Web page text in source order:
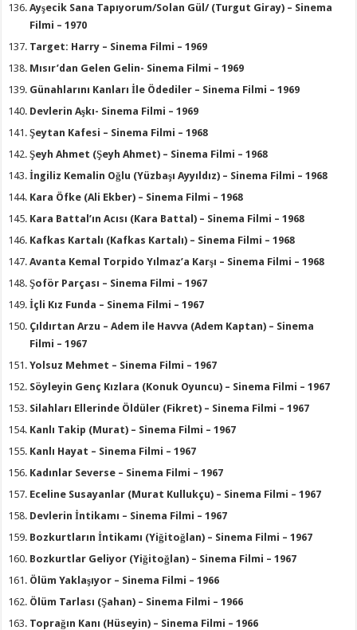
Ayşecik Sana Tapıyorum/Solan Gül/ (Turgut Giray) – Sinema
Filmi – 1970
Target: Harry – Sinema Filmi – 1969
Mısır’dan Gelen Gelin- Sinema Filmi – 1969
Günahlarını Kanları İle Ödediler – Sinema Filmi – 1969
Devlerin Aşkı- Sinema Filmi – 1969
Şeytan Kafesi – Sinema Filmi – 1968
Şeyh Ahmet (Şeyh Ahmet) – Sinema Filmi – 1968
İngiliz Kemalin Oğlu (Yüzbaşı Ayyıldız) – Sinema Filmi – 1968
Kara Öfke (Ali Ekber) – Sinema Filmi – 1968
Kara Battal’ın Acısı (Kara Battal) – Sinema Filmi – 1968
Kafkas Kartalı (Kafkas Kartalı) – Sinema Filmi – 1968
Avanta Kemal Torpido Yılmaz’a Karşı – Sinema Filmi – 1968
Şoför Parçası – Sinema Filmi – 1967
İçli Kız Funda – Sinema Filmi – 1967
Çıldırtan Arzu – Adem ile Havva (Adem Kaptan) – Sinema
Filmi – 1967
Yolsuz Mehmet – Sinema Filmi – 1967
Söyleyin Genç Kızlara (Konuk Oyuncu) – Sinema Filmi – 1967
Silahları Ellerinde Öldüler (Fikret) – Sinema Filmi – 1967
Kanlı Takip (Murat) – Sinema Filmi – 1967
Kanlı Hayat – Sinema Filmi – 1967
Kadınlar Severse – Sinema Filmi – 1967
Eceline Susayanlar (Murat Kullukçu) – Sinema Filmi – 1967
Devlerin İntikamı – Sinema Filmi – 1967
Bozkurtların İntikamı (Yiğitoğlan) – Sinema Filmi – 1967
Bozkurtlar Geliyor (Yiğitoğlan) – Sinema Filmi – 1967
Ölüm Yaklaşıyor – Sinema Filmi – 1966
Ölüm Tarlası (Şahan) – Sinema Filmi – 1966
Toprağın Kanı (Hüseyin) – Sinema Filmi – 1966